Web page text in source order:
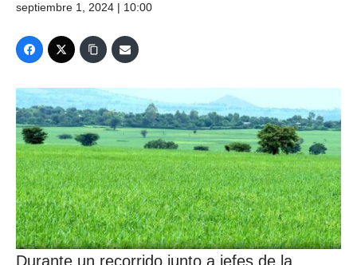
septiembre 1, 2024 | 10:00
Durante un recorrido junto a jefes de la